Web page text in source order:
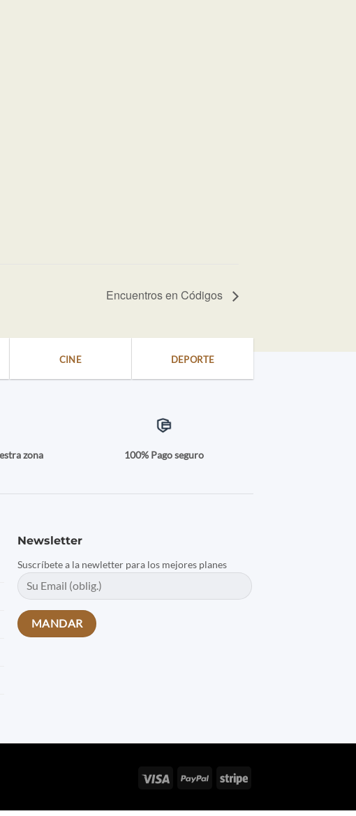
Encuentros en Códigos
CINE DEPORTE
zona 100% Pago seguro
Newsletter
Suscríbete a la newletter para los mejores planes
Visa PayPal Stripe